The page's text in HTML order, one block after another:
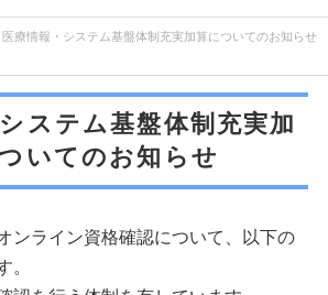
療情報・システム基盤体制充実加算についてのお知らせ
ステム基盤体制充実加
いてのお知らせ
ンライン資格確認について、以下の
。